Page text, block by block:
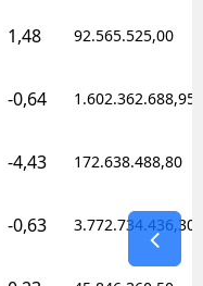
1,48 92.565.525,00
-0,64 1.602.362.688,95
-4,43 172.638.488,80
-0,63 3.772.734.436,30